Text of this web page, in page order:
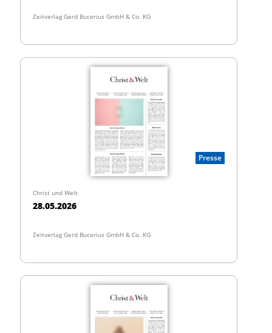
Zeitverlag Gerd Bucerius GmbH & Co. KG
Presse
Christ und Welt
28.05.2026
Zeitverlag Gerd Bucerius GmbH & Co. KG